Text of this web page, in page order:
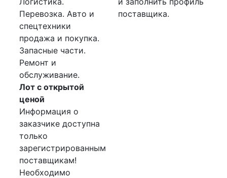
Перевозка. Авто и
спецтехники
продажа и покупка.
Запасные части.
Ремонт и
обслуживание.
Лот с открытой
ценой
Информация о
заказчике доступна
только
зарегистрированным
поставщикам!
Необходимо
поставщика.